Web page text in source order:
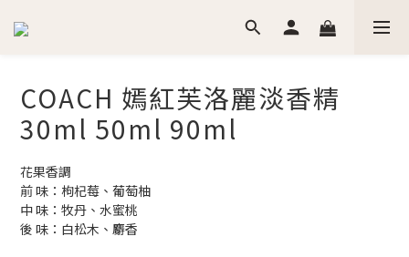
COACH 嫣紅芙洛麗淡香精
30ml 50ml 90ml
花果香調
前 味：枸杞莓、葡萄柚
中 味：牧丹、水蜜桃
後 味：白松木、麝香